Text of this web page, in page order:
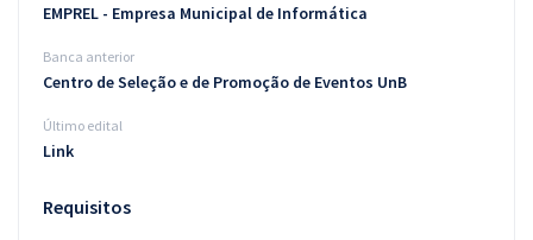
EMPREL - Empresa Municipal de Informática
Banca anterior
Centro de Seleção e de Promoção de Eventos UnB
Último edital
Link
Requisitos